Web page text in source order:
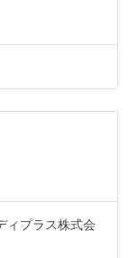
プラス株式会